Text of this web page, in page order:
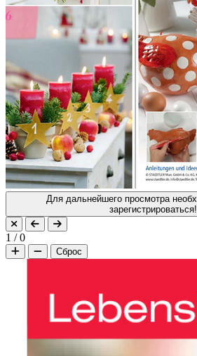
Для дальнейшего просмотра необходимо войти или
зарегистрироваться!
1 /0
Сброс